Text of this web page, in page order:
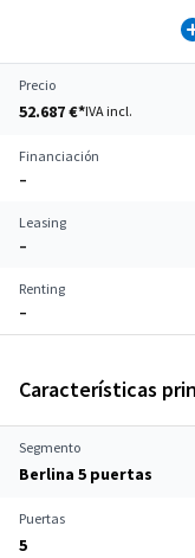
Precio
52.687 €*IVA incl.
Financiación
–
Leasing
–
Renting
–
Características
Segmento
Berlina 5 puertas
Puertas
5